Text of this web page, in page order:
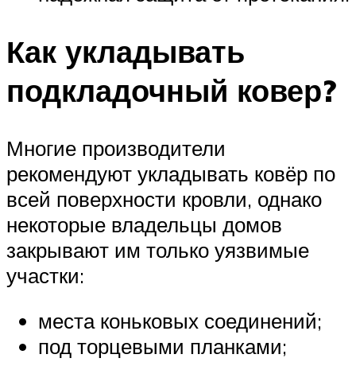
Как укладывать
подкладочный ковер?
Многие производители
рекомендуют укладывать ковёр по
всей поверхности кровли, однако
некоторые владельцы домов
закрывают им только уязвимые
участки:
места коньковых соединений;
под торцевыми планками;